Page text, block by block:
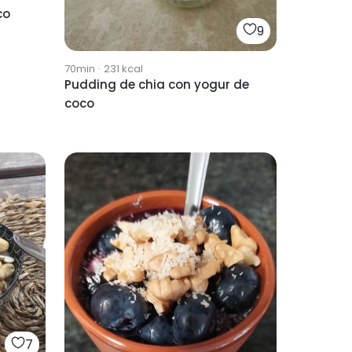
9
70min · 231 kcal
Pudding de chia con yogur de
coco
7